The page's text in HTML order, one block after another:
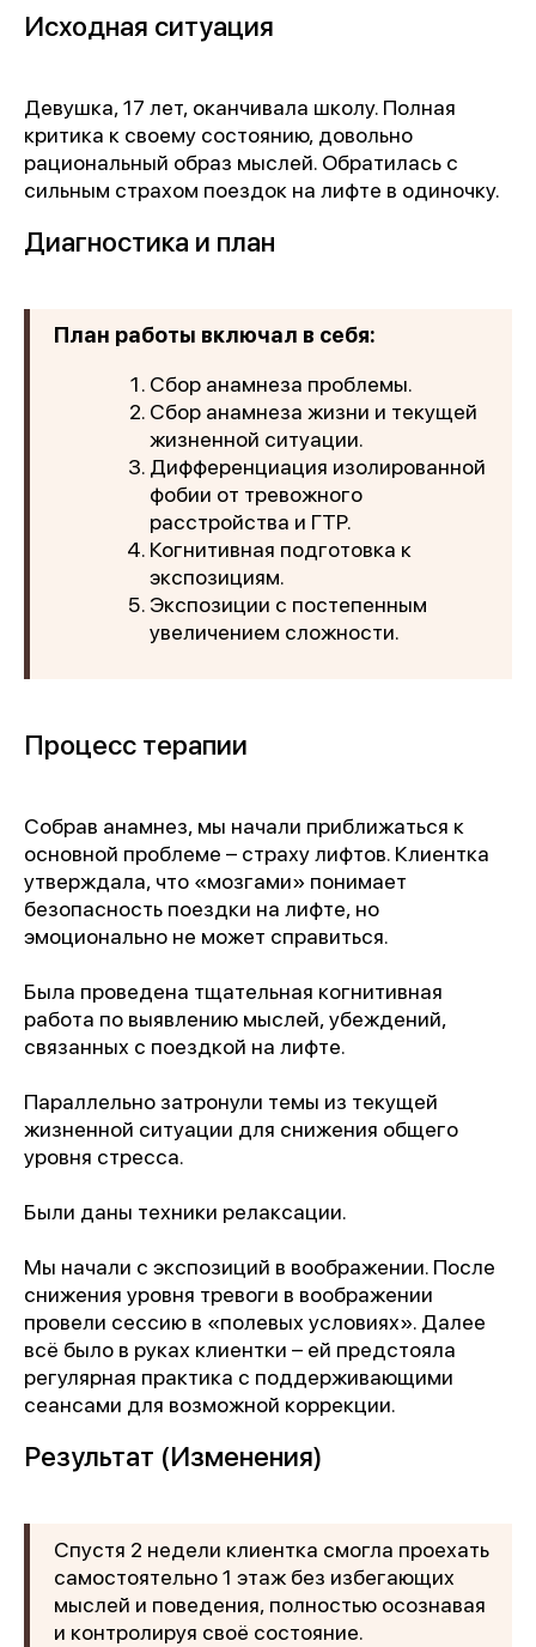
Исходная ситуация
Девушка, 17 лет, оканчивала школу. Полная
критика к своему состоянию, довольно
рациональный образ мыслей. Обратилась с
сильным страхом поездок на лифте в одиночку.
Диагностика и план
План работы включал в себя:
Сбор анамнеза проблемы.
Сбор анамнеза жизни и текущей
жизненной ситуации.
Дифференциация изолированной
фобии от тревожного
расстройства и ГТР.
Когнитивная подготовка к
экспозициям.
Экспозиции с постепенным
увеличением сложности.
Процесс терапии
Собрав анамнез, мы начали приближаться к
основной проблеме – страху лифтов. Клиентка
утверждала, что «мозгами» понимает
безопасность поездки на лифте, но
эмоционально не может справиться.
Была проведена тщательная когнитивная
работа по выявлению мыслей, убеждений,
связанных с поездкой на лифте.
Параллельно затронули темы из текущей
жизненной ситуации для снижения общего
уровня стресса.
Были даны техники релаксации.
Мы начали с экспозиций в воображении. После
снижения уровня тревоги в воображении
провели сессию в «полевых условиях». Далее
всё было в руках клиентки – ей предстояла
регулярная практика с поддерживающими
сеансами для возможной коррекции.
Результат (Изменения)
Спустя 2 недели клиентка смогла проехать
самостоятельно 1 этаж без избегающих
мыслей и поведения, полностью осознавая
и контролируя своё состояние.